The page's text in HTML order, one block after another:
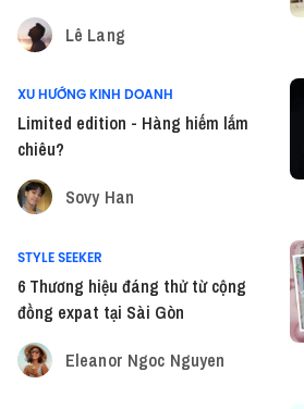
Lê Lang
XU HƯỚNG KINH DOANH
Limited edition - Hàng hiếm lắm
chiêu?
Sovy Han
STYLE SEEKER
6 Thương hiệu đáng thử từ cộng
đồng expat tại Sài Gòn
Eleanor Ngoc Nguyen